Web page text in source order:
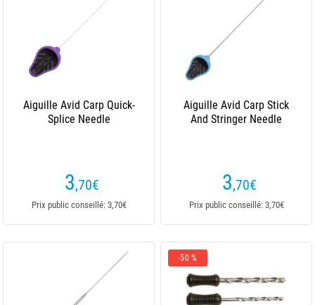
Aiguille Avid Carp Quick-
Splice Needle
3,70€
Prix public conseillé: 3,70€
Aiguille Avid Carp Stick
And Stringer Needle
3,70€
Prix public conseillé: 3,70€
-50 %